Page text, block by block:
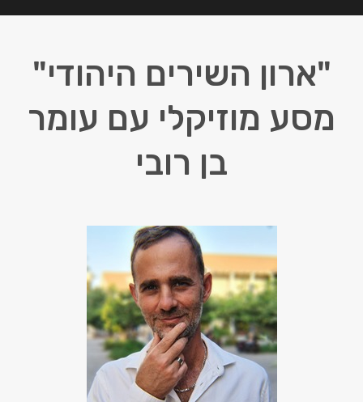
"ארון השירים היהודי"
מסע מוזיקלי עם עומר
בן רובי